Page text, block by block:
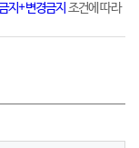
지+변경금지 조건에 따라